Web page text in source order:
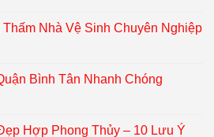
Thấm Nhà Vệ Sinh Chuyên Nghiệp
Bình Tân Nhanh Chóng
Hợp Phong Thủy – 10 Lưu Ý